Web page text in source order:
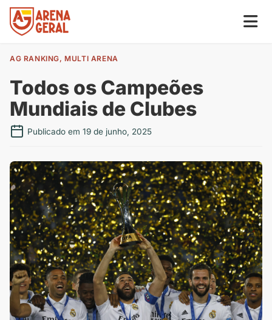
AG RANKING,MULTI ARENA
Todos os Campeões
Mundiais de Clubes
Publicado em 19 de junho, 2025